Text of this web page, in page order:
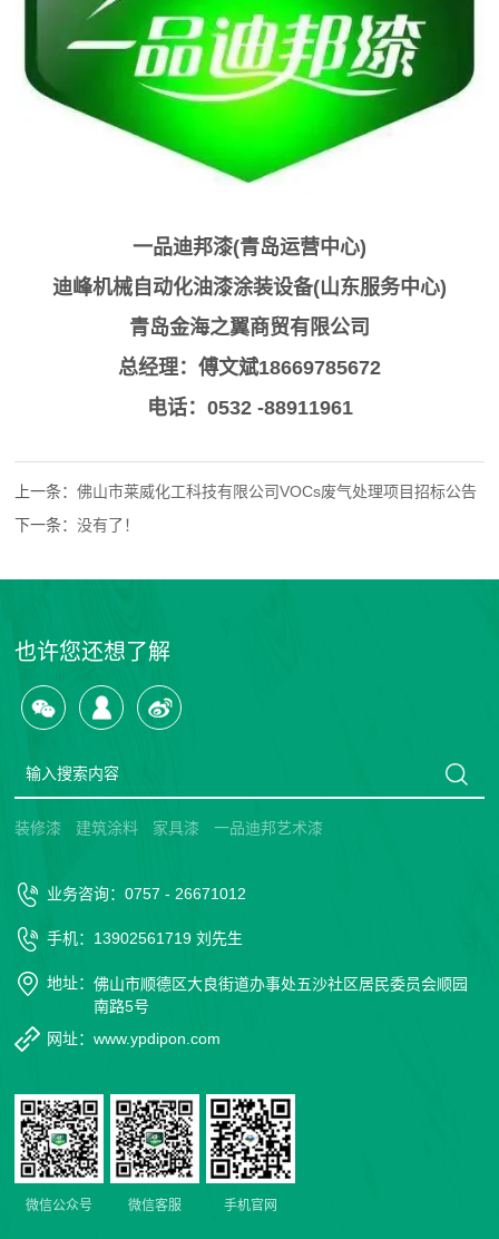
一品迪邦漆(青岛运营中心)
迪峰机械自动化油漆涂装设备(山东服务中心)
青岛金海之翼商贸有限公司
总经理：傅文斌18669785672
电话：0532 -88911961
上一条：佛山市莱威化工科技有限公司VOCs废气处理项目招标公告
下一条：没有了！
也许您还想了解
装修漆 建筑涂料 家具漆 一品迪邦艺术漆
业务咨询：0757 - 26671012
手机：13902561719 刘先生
地址：佛山市顺德区大良街道办事处五沙社区居民委员会顺园
南路5号
网址：www.ypdipon.com
微信公众号 微信客服 手机官网